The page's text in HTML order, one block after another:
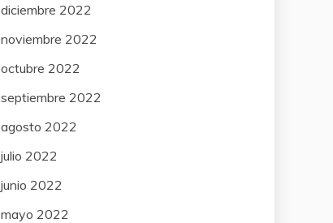
diciembre 2022
noviembre 2022
octubre 2022
septiembre 2022
agosto 2022
julio 2022
junio 2022
mayo 2022